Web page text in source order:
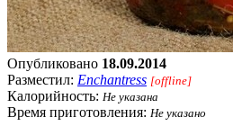
Опубликовано 18.09.2014
Разместил: Enchantress [offline]
Калорийность: Не указана
Время приготовления: Не указано